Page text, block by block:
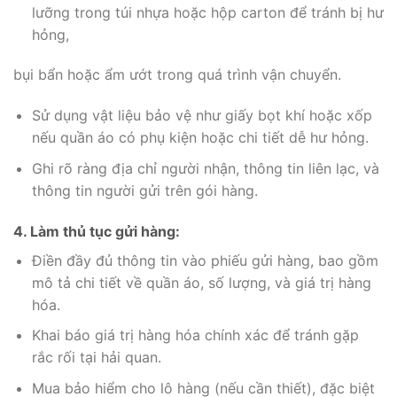
lưỡng trong túi nhựa hoặc hộp carton để tránh bị hư
hỏng,
bụi bẩn hoặc ẩm ướt trong quá trình vận chuyển.
Sử dụng vật liệu bảo vệ như giấy bọt khí hoặc xốp
nếu quần áo có phụ kiện hoặc chi tiết dễ hư hỏng.
Ghi rõ ràng địa chỉ người nhận, thông tin liên lạc, và
thông tin người gửi trên gói hàng.
4. Làm thủ tục gửi hàng:
Điền đầy đủ thông tin vào phiếu gửi hàng, bao gồm
mô tả chi tiết về quần áo, số lượng, và giá trị hàng
hóa.
Khai báo giá trị hàng hóa chính xác để tránh gặp
rắc rối tại hải quan.
Mua bảo hiểm cho lô hàng (nếu cần thiết), đặc biệt